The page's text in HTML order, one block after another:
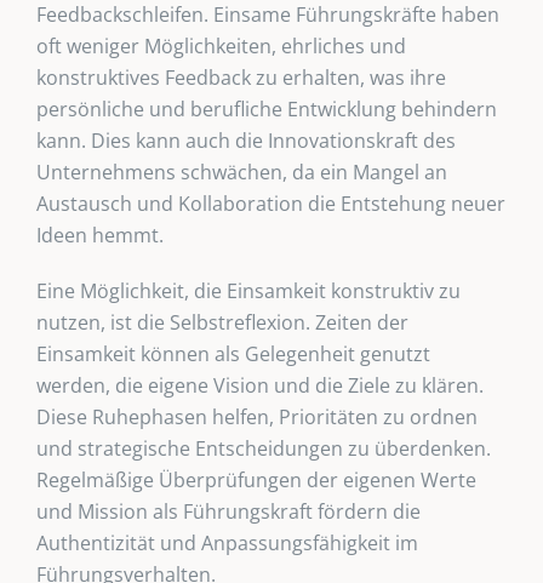
Feedbackschleifen. Einsame Führungskräfte haben
oft weniger Möglichkeiten, ehrliches und
konstruktives Feedback zu erhalten, was ihre
persönliche und berufliche Entwicklung behindern
kann. Dies kann auch die Innovationskraft des
Unternehmens schwächen, da ein Mangel an
Austausch und Kollaboration die Entstehung neuer
Ideen hemmt.
Eine Möglichkeit, die Einsamkeit konstruktiv zu
nutzen, ist die Selbstreflexion. Zeiten der
Einsamkeit können als Gelegenheit genutzt
werden, die eigene Vision und die Ziele zu klären.
Diese Ruhephasen helfen, Prioritäten zu ordnen
und strategische Entscheidungen zu überdenken.
Regelmäßige Überprüfungen der eigenen Werte
und Mission als Führungskraft fördern die
Authentizität und Anpassungsfähigkeit im
Führungsverhalten.